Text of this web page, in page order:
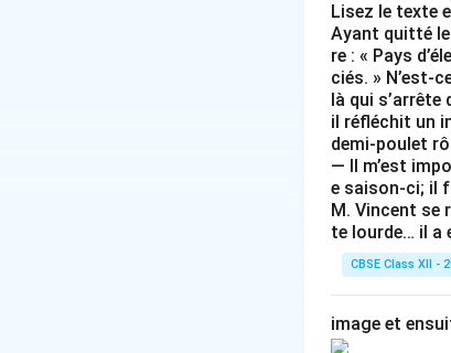
Step 2:
• Martin est
par ses
parents,
• Dans son
à gaspiller
• Pour y
réunion,
tri sélectif
Lisez le texte
Ayant quitté le
re : « Pays
ciés. » N’est-
là qui s’arrête
il réfléchit un
demi-poulet
— Il m’est
e saison-ci; il
M. Vincent se
te lourde… il a
CBSE Class XII -
image et